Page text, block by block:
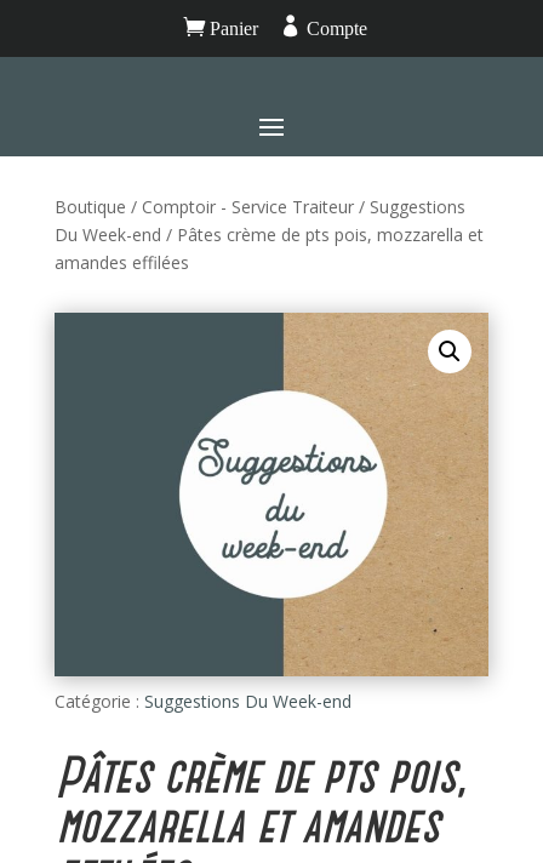
Panier  Compte
Boutique / Comptoir - Service Traiteur/ Suggestions
Du Week-end / Pâtes crème de pts pois, mozzarella et
amandes effilées
Catégorie : Suggestions Du Week-end
Pâtes crème de pts pois,
mozzarella et amandes